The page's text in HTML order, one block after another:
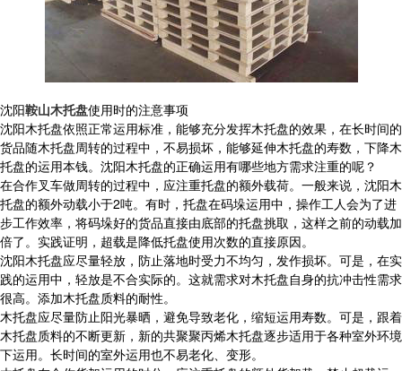
沈阳鞍山木托盘使用时的注意事项
沈阳木托盘依照正常运用标准，能够充分发挥木托盘的效果，在长时间的
货品随木托盘周转的过程中，不易损坏，能够延伸木托盘的寿数，下降木
托盘的运用本钱。沈阳木托盘的正确运用有哪些地方需求注重的呢？
在合作叉车做周转的过程中，应注重托盘的额外载荷。一般来说，沈阳木
托盘的额外动载小于2吨。有时，托盘在码垛运用中，操作工人会为了进
步工作效率，将码垛好的货品直接由底部的托盘挑取，这样之前的动载加
倍了。实践证明，超载是降低托盘使用次数的直接原因。
沈阳木托盘应尽量轻放，防止落地时受力不均匀，发作损坏。可是，在实
践的运用中，轻放是不合实际的。这就需求对木托盘自身的抗冲击性需求
很高。添加木托盘质料的耐性。
木托盘应尽量防止阳光暴晒，避免导致老化，缩短运用寿数。可是，跟着
木托盘质料的不断更新，新的共聚聚丙烯木托盘逐步适用于各种室外环境
下运用。长时间的室外运用也不易老化、变形。